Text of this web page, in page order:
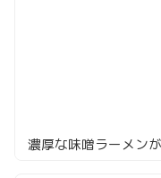
濃厚な味噌ラーメン